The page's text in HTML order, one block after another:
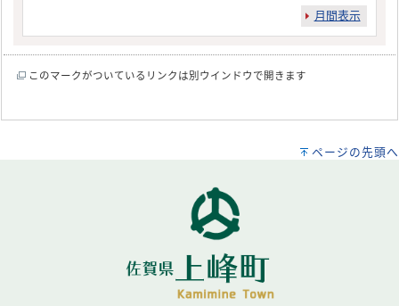
月間表示
このマークがついているリンクは別ウインドウで開きます
ページの先頭へ